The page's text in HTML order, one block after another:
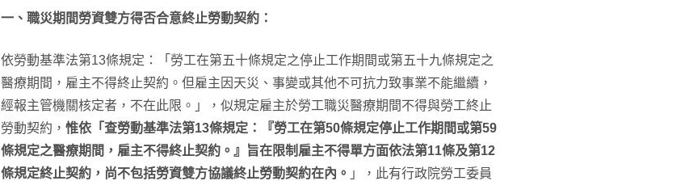
一、職災期間勞資雙方得否合意終止勞動契約：
依勞動基準法第13條規定：「勞工在第五十條規定之停止工作期間或第五十九條規定之
醫療期間，雇主不得終止契約。但雇主因天災、事變或其他不可抗力致事業不能繼續，
經報主管機關核定者，不在此限。」，似規定雇主於勞工職災醫療期間不得與勞工終止
勞動契約， 惟依「查勞動基準法第13條規定：『勞工在第50條規定停止工作期間或第59
條規定之醫療期間，雇主不得終止契約。』旨在限制雇主不得單方面依法第11條及第12
條規定終止契約，尚不包括勞資雙方協議終止勞動契約在內。 」，此有行政院勞工委員